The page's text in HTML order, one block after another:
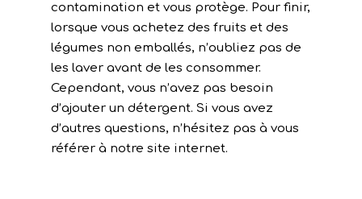
contamination et vous protège. Pour finir,
lorsque vous achetez des fruits et des
légumes non emballés, n’oubliez pas de
les laver avant de les consommer.
Cependant, vous n’avez pas besoin
d’ajouter un détergent. Si vous avez
d’autres questions, n’hésitez pas à vous
référer à notre site internet.